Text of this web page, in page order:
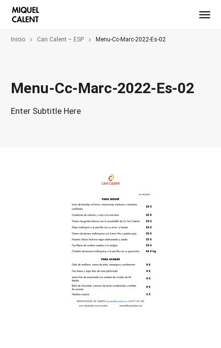
Inicio Can Calent – ESP Menu-Cc-Marc-2022-Es-02
Menu-Cc-Marc-2022-Es-02
Enter Subtitle Here